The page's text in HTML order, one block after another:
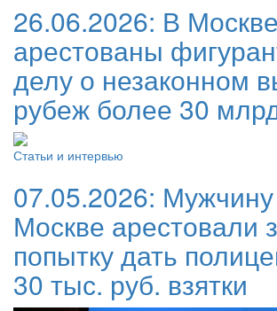
26.06.2026: В Москве
арестованы
делу о незаконном
рубеж более 30
Статьи и интервью
07.05.2026:
Москве арестовали
попытку дать
30 тыс. руб. взятки